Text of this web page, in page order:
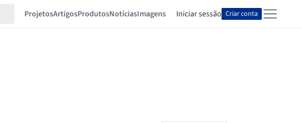
ProjetosArtigosProdutosNotíciasImagens Iniciar sessão Criar conta